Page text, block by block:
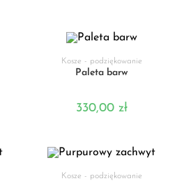
DODAJ DO KOSZYKA
Kosze - podziękowanie
Paleta barw
330,00 zł
DODAJ DO KOSZYKA
Kosze - podziękowanie